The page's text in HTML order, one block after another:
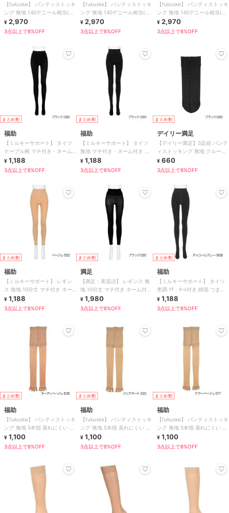
【fukuske】 パンティストッキ
ング 無地 140デニール相当(高
着圧)
¥ 2,970
3点以上で8%OFF
【fukuske】 パンティストッキ
ング 無地 140デニール相当(高
着圧)
¥ 2,970
3点以上で8%OFF
【fukuske】 パンティストッキ
ング 無地 140デニール相当(高
着圧)
¥ 2,970
3点以上で8%OFF
まとめ割
福助
【ミルキーサポート】 タイツ
ケーブル柄 マチ付き・ネーム
付き つま先スルー(柄消し)
¥ 1,188
3点以上で8%OFF
まとめ割
福助
【ミルキーサポート】 タイツ
無地 マチ付き・ネーム付き 肌
側：シャギー起毛 つま先スル
ー
¥ 1,188
3点以上で8%OFF
まとめ割
デイリー満足
【デイリー満足】3足組 パンテ
ィストッキング 無地 クルー丈
つま先補強 抗菌防臭加工 幅広
口ゴム
¥ 660
3点以上で8%OFF
まとめ割
福助
【ミルキーサポート】 レギン
ス 無地 10分丈 マチ付き ネー
ム付き 抗菌防臭 肌側シャギー
起毛
¥ 1,188
3点以上で8%OFF
まとめ割
満足
【満足：美温活】 レギンス 無
地 10分丈 マチ付き ネーム付き
そけい部ゆったり仕様 お腹二
重編み
¥ 1,980
3点以上で8%OFF
まとめ割
福助
【ミルキーサポート】 タイツ
杢調 ﾏﾁ・ﾈｰﾑ付き 綿混 つま先ｽ
ﾙｰ(966-3041)
¥ 1,188
3点以上で8%OFF
まとめ割
福助
【fukuske】 パンティストッキ
ング 無地 5本指 蒸れにくい ベ
タつきにくい
¥ 1,100
3点以上で8%OFF
まとめ割
福助
【fukuske】 パンティストッキ
ング 無地 5本指 蒸れにくい ベ
タつきにくい
¥ 1,100
3点以上で8%OFF
まとめ割
福助
【fukuske】 パンティストッキ
ング 無地 5本指 蒸れにくい ベ
タつきにくい
¥ 1,100
3点以上で8%OFF